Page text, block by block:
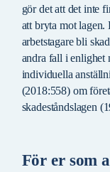
gör det att det inte
att bryta mot
arbetstagare bli
andra fall i enlighet
individuella
(2018:558) om
skadeståndslagen
För er som